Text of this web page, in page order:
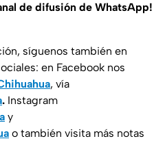
de difusión de WhatsApp!
síguenos también en
en Facebook nos
, vía
. Instagram
y
o también visita más notas